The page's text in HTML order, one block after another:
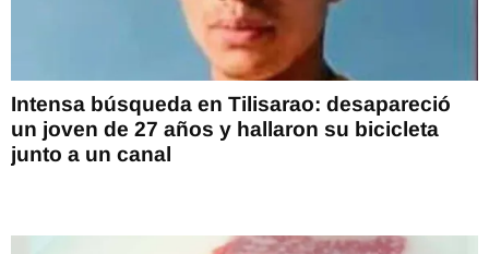
Intensa búsqueda en Tilisarao: desapareció
un joven de 27 años y hallaron su bicicleta
junto a un canal